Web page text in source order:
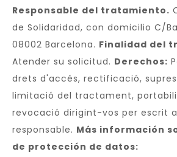
Responsable del tratamiento.
de Solidaridad, con domicilio C/
08002 Barcelona. Finalidad del
Atender su solicitud. Derechos:
drets d'accés, rectificació,
limitació del tractament,
revocació dirigint-vos per escrit
responsable. Más información
de protección de datos: